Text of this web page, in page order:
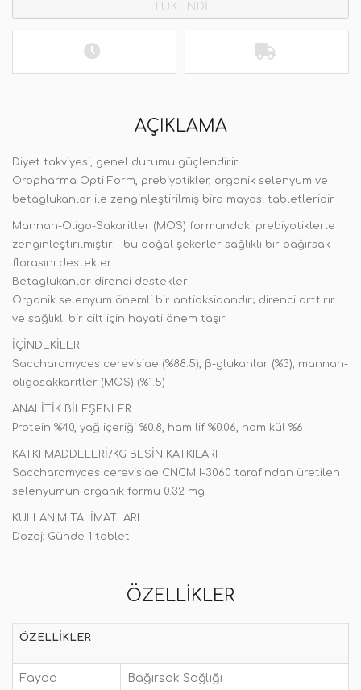
TÜKENDİ
AÇIKLAMA
Diyet takviyesi, genel durumu güçlendirir
Oropharma Opti Form, prebiyotikler, organik selenyum ve
betaglukanlar ile zenginleştirilmiş bira mayası tabletleridir.
Mannan-Oligo-Sakaritler (MOS) formundaki prebiyotiklerle
zenginleştirilmiştir - bu doğal şekerler sağlıklı bir bağırsak
florasını destekler
Betaglukanlar direnci destekler
Organik selenyum önemli bir antioksidandır; direnci arttırır
ve sağlıklı bir cilt için hayati önem taşır
İÇİNDEKİLER
Saccharomyces cerevisiae (%88.5), β-glukanlar (%3), mannan-
oligosakkaritler (MOS) (%1.5)
ANALİTİK BİLEŞENLER
Protein %40, yağ içeriği %0.8, ham lif %0.06, ham kül %6
KATKI MADDELERİ/KG BESİN KATKILARI
Saccharomyces cerevisiae CNCM I-3060 tarafından üretilen
selenyumun organik formu 0.32 mg
KULLANIM TALİMATLARI
Dozaj: Günde 1 tablet.
ÖZELLIKLER
ÖZELLIKLER
Fayda Bağırsak Sağlığı